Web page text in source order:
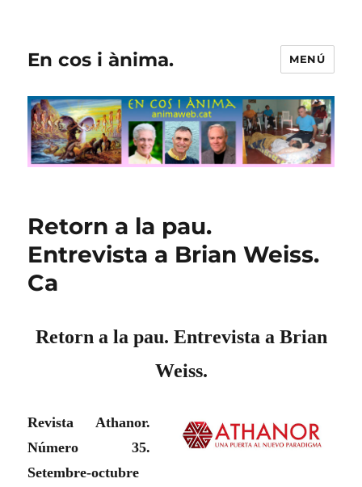
En cos i ànima. MENÚ
Retorn a la pau.
Entrevista a Brian Weiss.
Ca
Retorn a la pau. Entrevista a Brian
Weiss.
Revista Athanor.
Número 35.
Setembre-octubre